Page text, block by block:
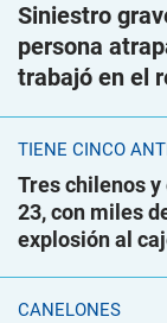
Siniestro
persona
trabajó en el
TIENE CINCO
Tres chilenos
23, con miles
explosión al
CANELONES